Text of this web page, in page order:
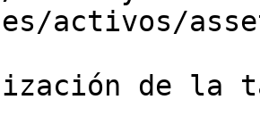
es/activos/
de la